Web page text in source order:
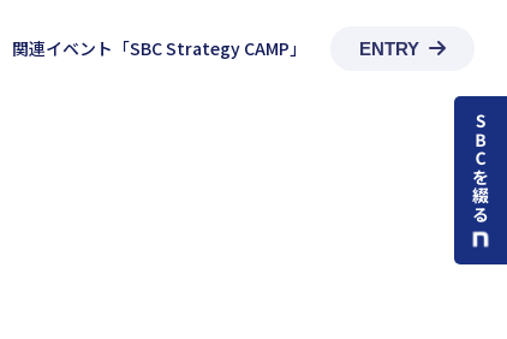
関連イベント「SBC Strategy CAMP」 ENTRY